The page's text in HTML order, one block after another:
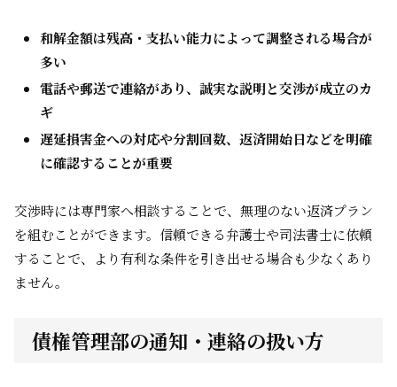
和解金額は残高・支払い能力によって調整される場合が
多い
電話や郵送で連絡があり、誠実な説明と交渉が成立のカ
ギ
遅延損害金への対応や分割回数、返済開始日などを明確
に確認することが重要
交渉時には専門家へ相談することで、無理のない返済プラン
を組むことができます。信頼できる弁護士や司法書士に依頼
することで、より有利な条件を引き出せる場合も少なくあり
ません。
債権管理部の通知・連絡の扱い方